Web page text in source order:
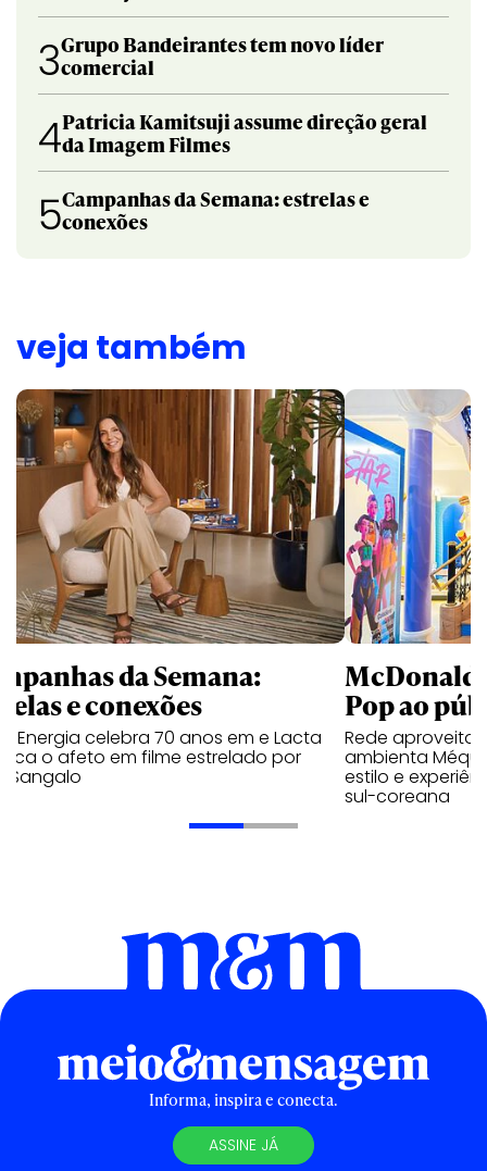
3Grupo Bandeirantes tem novo líder
comercial
4Patricia Kamitsuji assume direção geral
da Imagem Filmes
5Campanhas da Semana: estrelas e
conexões
veja também
da Semana:
e conexões
Energia celebra 70 anos em e Lacta
o afeto em filme estrelado por
Sangalo
Pop ao
Rede aproveita
ambienta Méqui
estilo e
sul-coreana
Informa, inspira e conecta.
ASSINE JÁ